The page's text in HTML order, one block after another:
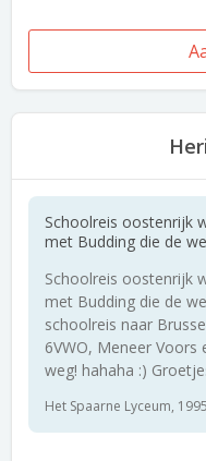
Schoolreis oostenrijk
met Budding die de
Schoolreis oostenrijk
met Budding die de
schoolreis naar
6VWO, Meneer Voors
weg! hahaha :)
Het Spaarne Lyceum, 1995